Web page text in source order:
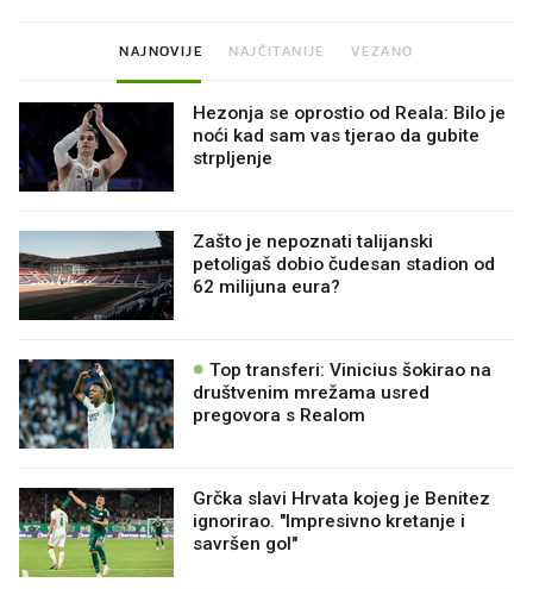
NAJNOVIJE NAJČITANIJE VEZANO
Hezonja se oprostio od Reala: Bilo je
noći kad sam vas tjerao da gubite
strpljenje
Zašto je nepoznati talijanski
petoligaš dobio čudesan stadion od
62 milijuna eura?
Top transferi: Vinicius šokirao na
društvenim mrežama usred
pregovora s Realom
Grčka slavi Hrvata kojeg je Benitez
ignorirao. "Impresivno kretanje i
savršen gol"